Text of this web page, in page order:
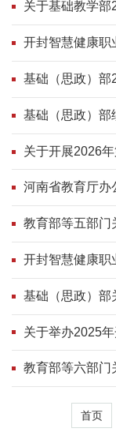
关于基础教学部
开封智慧健康职
教职工考核办法
基础（思政）部
效考核公示
基础（思政）部
关于开展2026
知
河南省教育厅办
校教师资格考试
教育部等五部门
的意见
开封智慧健康职
年工作总结
基础（思政）部
人：新时代高校
活动的通知
关于举办2025
一届大学生乒乓
教育部等六部门
师队伍建设的指
首页